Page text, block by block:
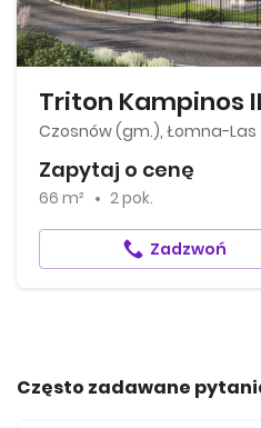
Triton Kampinos II
Czosnów (gm.), Łomna-Las
Zapytaj o cenę
66 m² 2 pok.
Zadzwoń
Często zadawane